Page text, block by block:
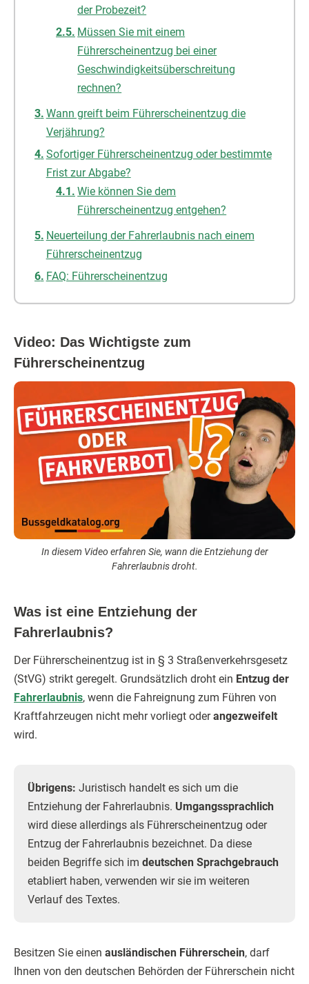
der Probezeit?
Müssen Sie mit einem
Führerscheinentzug bei einer
Geschwindigkeitsüberschreitung
rechnen?
Wann greift beim Führerscheinentzug die
Verjährung?
Sofortiger Führerscheinentzug oder bestimmte
Frist zur Abgabe?
Wie können Sie dem
Führerscheinentzug entgehen?
Neuerteilung der Fahrerlaubnis nach einem
Führerscheinentzug
FAQ: Führerscheinentzug
Video: Das Wichtigste zum
Führerscheinentzug
In diesem Video erfahren Sie, wann die Entziehung der
Fahrerlaubnis droht.
Was ist eine Entziehung der
Fahrerlaubnis?
Der Führerscheinentzug ist in § 3 Straßenverkehrsgesetz
(StVG) strikt geregelt. Grundsätzlich droht ein Entzug der
Fahrerlaubnis, wenn die Fahreignung zum Führen von
Kraftfahrzeugen nicht mehr vorliegt oderangezweifelt
wird.
Übrigens: Juristisch handelt es sich um die
Entziehung der Fahrerlaubnis. Umgangssprachlich
wird diese allerdings als Führerscheinentzug oder
Entzug der Fahrerlaubnis bezeichnet. Da diese
beiden Begriffe sich im deutschen Sprachgebrauch
etabliert haben, verwenden wir sie im weiteren
Verlauf des Textes.
Besitzen Sie einen ausländischen Führerschein, darf
Ihnen von den deutschen Behörden der Führerschein nicht